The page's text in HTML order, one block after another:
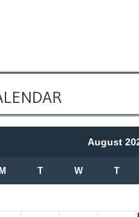
August
M T W T